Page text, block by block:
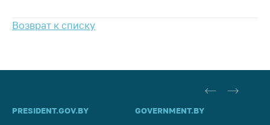
законодательства
Возврат к списку
PRESIDENT.GOV.BY GOVERNMENT.BY